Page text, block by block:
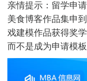
亲情提示：留学申
美食博客作品集申
戏建模作品获得奖
而不是成为申请模板